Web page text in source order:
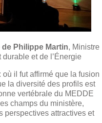
Philippe Martin, Ministre
et de l’Énergie
: où il fut affirmé que la fusion
la diversité des profils est
vertébrale du MEDDE
champs du ministère,
perspectives attractives et